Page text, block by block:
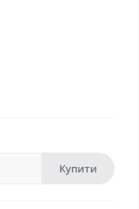
Купити